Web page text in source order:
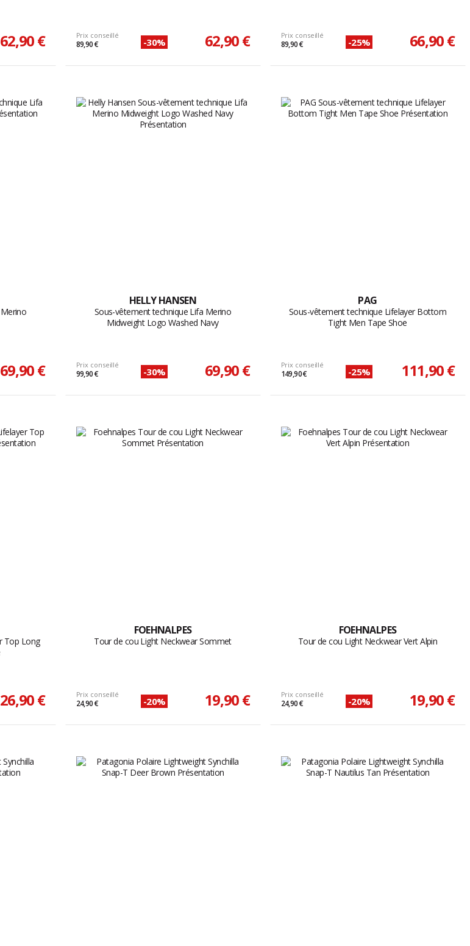
62,90 € Prix conseillé
89,90 € -30% 62,90 € Prix conseillé
89,90 € -25% 66,90 €
69,90 €
HELLY HANSEN
Sous-vêtement technique Lifa Merino
Midweight Logo Washed Navy
Prix conseillé
99,90 € -30% 69,90 €
PAG
Sous-vêtement technique Lifelayer Bottom
Tight Men Tape Shoe
Prix conseillé
149,90 € -25% 111,90 €
Top Long
€
FOEHNALPES
Tour de cou Light Neckwear Sommet
Prix conseillé
24,90 € -20% 19,90 €
FOEHNALPES
Tour de cou Light Neckwear Vert Alpin
Prix conseillé
24,90 € -20% 19,90 €